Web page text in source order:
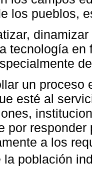
los pueblos,
tecnología en
un proceso
esté al
por
a los
la población